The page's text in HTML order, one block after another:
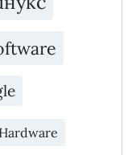
Hardware